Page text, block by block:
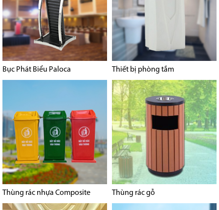
Bục Phát Biểu Paloca Thiết bị phòng tắm
Thùng rác nhựa Composite Thùng rác gỗ